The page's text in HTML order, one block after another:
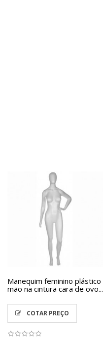
Manequim feminino plástico
mão na cintura cara de ovo...
COTAR PREÇO